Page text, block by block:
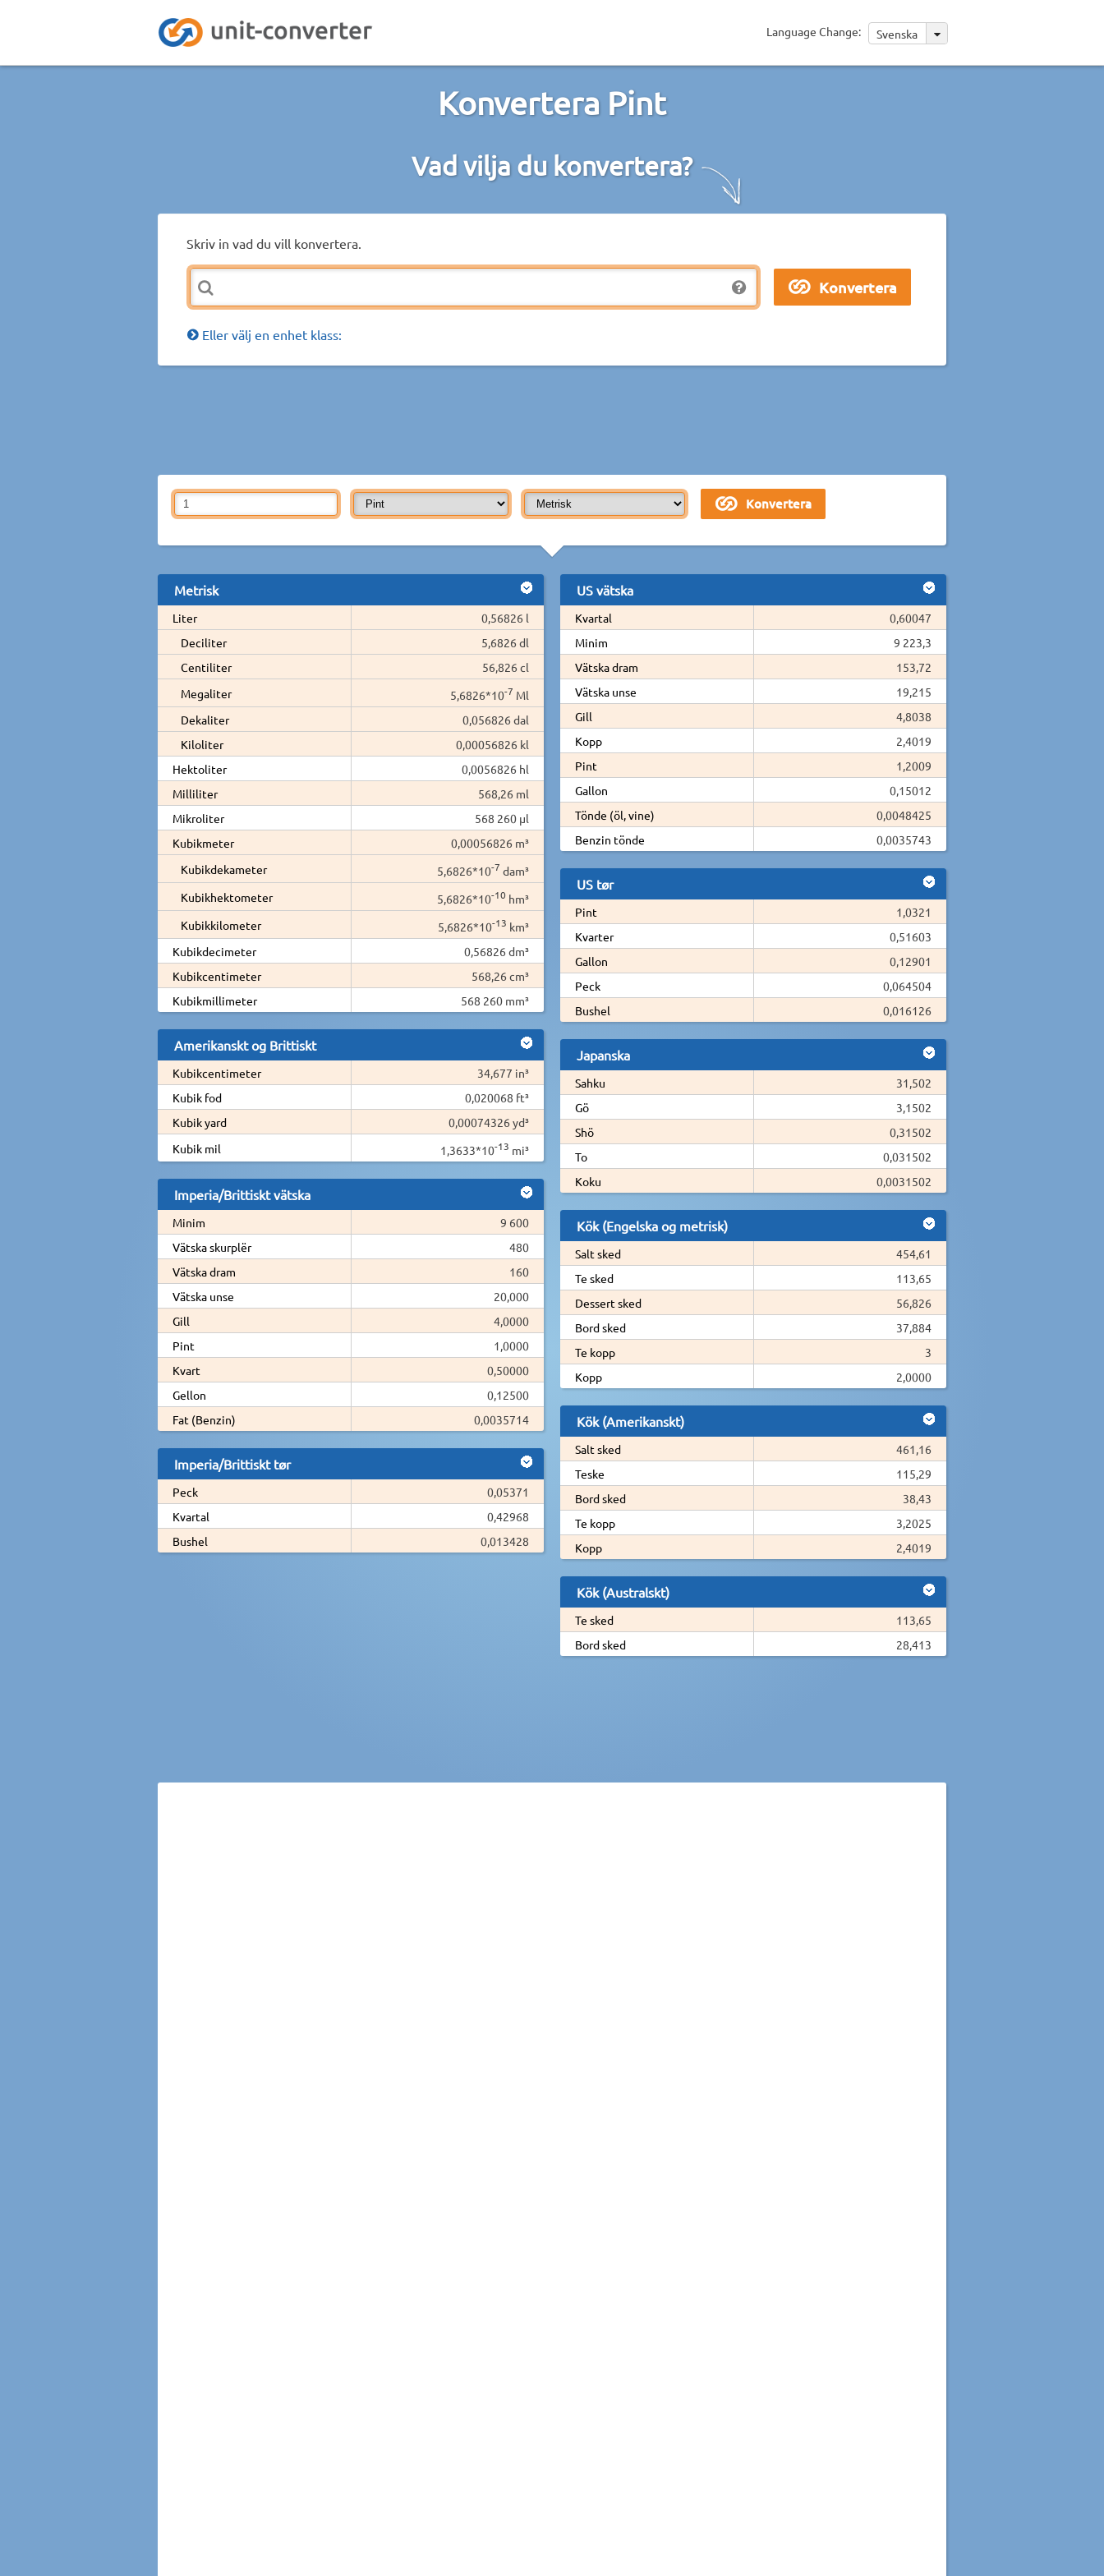
Language Change: Svenska
Konvertera Pint
Vad vilja du konvertera?
Skriv in vad du vill konvertera.
Eller välj en enhet klass:
Metrisk
Liter
0,56826 l
Deciliter
5,6826 dl
Centiliter
56,826 cl
Megaliter
5,6826*10-7 Ml
Dekaliter
0,056826 dal
Kiloliter
0,00056826 kl
Hektoliter
0,0056826 hl
Milliliter
568,26 ml
Mikroliter
568 260 µl
Kubikmeter
0,00056826 m³
Kubikdekameter
5,6826*10-7 dam³
Kubikhektometer
5,6826*10-10 hm³
Kubikkilometer
5,6826*10-13 km³
Kubikdecimeter
0,56826 dm³
Kubikcentimeter
568,26 cm³
Kubikmillimeter
568 260 mm³
Amerikanskt og Brittiskt
Kubikcentimeter
34,677 in³
Kubik fod
0,020068 ft³
Kubik yard
0,00074326 yd³
Kubik mil
1,3633*10-13 mi³
Imperia/Brittiskt vätska
Minim
9 600
Vätska skurplër
480
Vätska dram
160
Vätska unse
20,000
Gill
4,0000
Pint
1,0000
Kvart
0,50000
Gellon
0,12500
Fat (Benzin)
0,0035714
Imperia/Brittiskt tør
Peck
0,05371
Kvartal
0,42968
Bushel
0,013428
US vätska
Kvartal
0,60047
Minim
9 223,3
Vätska dram
153,72
Vätska unse
19,215
Gill
4,8038
Kopp
2,4019
Pint
1,2009
Gallon
0,15012
Tönde (öl, vine)
0,0048425
Benzin tönde
0,0035743
US tør
Pint
1,0321
Kvarter
0,51603
Gallon
0,12901
Peck
0,064504
Bushel
0,016126
Japanska
Sahku
31,502
Gö
3,1502
Shö
0,31502
To
0,031502
Koku
0,0031502
Kök (Engelska og metrisk)
Salt sked
454,61
Te sked
113,65
Dessert sked
56,826
Bord sked
37,884
Te kopp
3
Kopp
2,0000
Kök (Amerikanskt)
Salt sked
461,16
Teske
115,29
Bord sked
38,43
Te kopp
3,2025
Kopp
2,4019
Kök (Australskt)
Te sked
113,65
Bord sked
28,413